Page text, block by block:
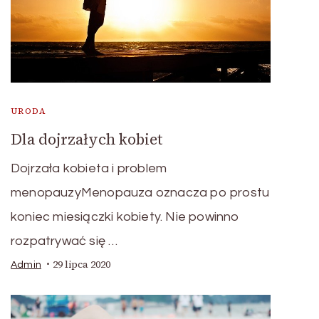
URODA
Dla dojrzałych kobiet
Dojrzała kobieta i problem
menopauzyMenopauza oznacza po prostu
koniec miesiączki kobiety. Nie powinno
rozpatrywać się …
Admin 29 lipca 2020